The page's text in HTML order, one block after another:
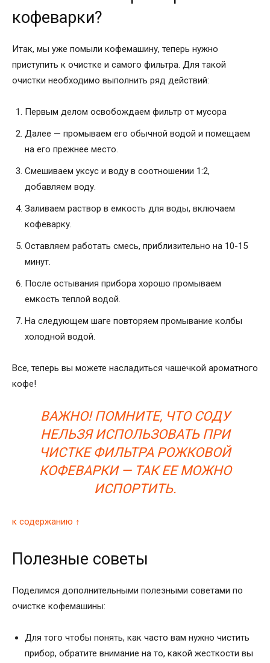
кофеварки?
Итак, мы уже помыли кофемашину, теперь нужно
приступить к очистке и самого фильтра. Для такой
очистки необходимо выполнить ряд действий:
Первым делом освобождаем фильтр от мусора
Далее — промываем его обычной водой и помещаем
на его прежнее место.
Смешиваем уксус и воду в соотношении 1:2,
добавляем воду.
Заливаем раствор в емкость для воды, включаем
кофеварку.
Оставляем работать смесь, приблизительно на 10-15
минут.
После остывания прибора хорошо промываем
емкость теплой водой.
На следующем шаге повторяем промывание колбы
холодной водой.
Все, теперь вы можете насладиться чашечкой ароматного
кофе!
ВАЖНО! ПОМНИТЕ, ЧТО СОДУ
НЕЛЬЗЯ ИСПОЛЬЗОВАТЬ ПРИ
ЧИСТКЕ ФИЛЬТРА РОЖКОВОЙ
КОФЕВАРКИ — ТАК ЕЕ МОЖНО
ИСПОРТИТЬ.
к содержанию ↑
Полезные советы
Поделимся дополнительными полезными советами по
очистке кофемашины:
Для того чтобы понять, как часто вам нужно чистить
прибор, обратите внимание на то, какой жесткости вы